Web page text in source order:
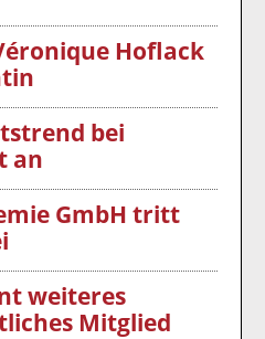
Hoflack
bei
an
GmbH tritt
weiteres
Mitglied